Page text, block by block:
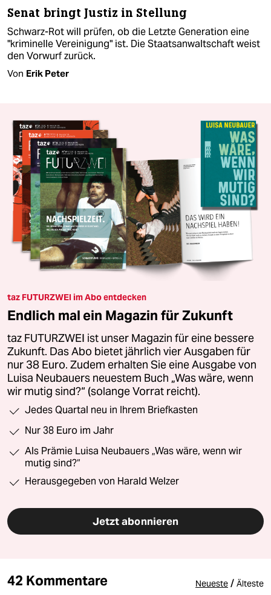
Senat bringt Justiz in Stellung
Schwarz-Rot will prüfen, ob die Letzte Generation eine
"kriminelle Vereinigung" ist. Die Staatsanwaltschaft weist
den Vorwurf zurück.
Von Erik Peter
taz FUTURZWEI im Abo entdecken
Endlich mal ein Magazin für Zukunft
taz FUTURZWEI ist unser Magazin für eine bessere
Zukunft. Das Abo bietet jährlich vier Ausgaben für
nur 38 Euro. Zudem erhalten Sie eine Ausgabe von
Luisa Neubauers neuestem Buch „Was wäre, wenn
wir mutig sind?“ (solange Vorrat reicht).
Jedes Quartal neu in Ihrem Briefkasten
Nur 38 Euro im Jahr
Als Prämie Luisa Neubauers „Was wäre, wenn wir
mutig sind?“
Herausgegeben von Harald Welzer
Jetzt abonnieren
42 Kommentare Neueste / Älteste